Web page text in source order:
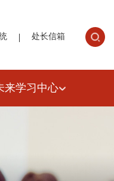
| 处长信箱
来学习中心